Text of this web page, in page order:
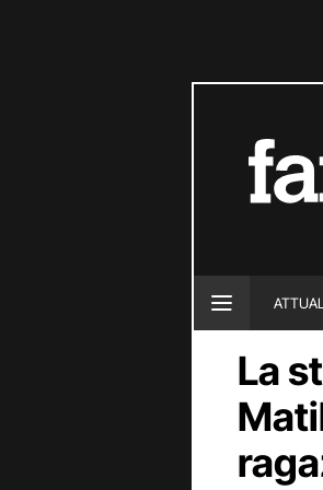
La